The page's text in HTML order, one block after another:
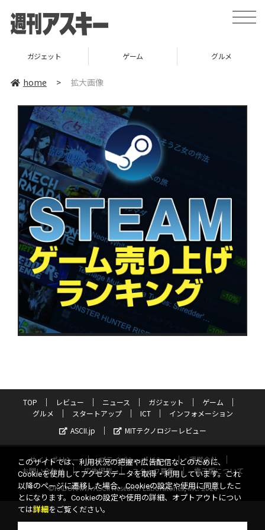
toggle
ガジェット ゲーム グルメ
home > 拡大画像
TOP レビュー ニュース ガジェット
ゲーム
グルメ
スタートアップ ICT
インフォメーション
ASCII.jp
MITテクノロジーレビュー
サイトポリシー プライバシーポリシー
運営会社
お問い合わせ
広告掲載 スタッフ募集
電子版について
©KADOKAWA ASCII Research Laboratories, Inc. 2026
このサイトでは、利用状況の把握や広告配信などのために、
Cookieを使用してアクセスデータを取得・利用しています。これ
以降のページに遷移した場合、Cookieの設定や使用に同意したこ
とになります。Cookieの設定や使用の詳細、オプトアウトについ
ては詳細 をご覧ください。